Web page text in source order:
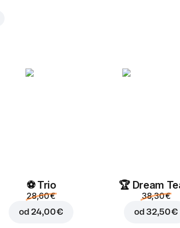
⚽ Trio
28,60 €
od24,00 €
🏆 Dream
38,30 €
od32,50 €